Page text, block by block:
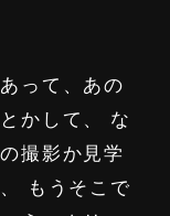
って、あの
かして、 な
撮影か見学
もうそこで